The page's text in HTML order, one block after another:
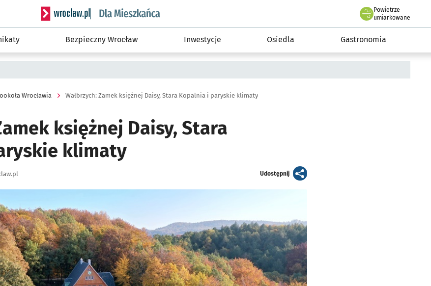
Serwis informacyjny wroclaw.pl podserwis: Dla mieszkańca
Powietrze
we Wrocławiu
umiarkowane
Bezpieczny Wrocław Inwestycje Osiedla Gastronomia
Wrocławia Wałbrzych: Zamek księżnej Daisy, Stara Kopalnia i paryskie klimaty
księżnej Daisy, Stara
klimaty
Udostępnijartykuł